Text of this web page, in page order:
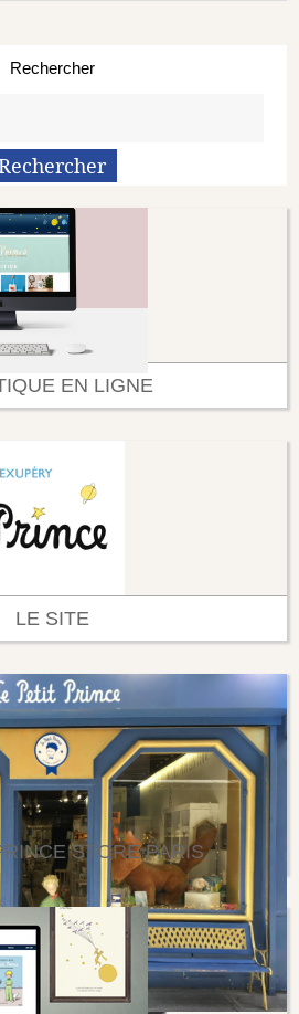
Rechercher
EN LIGNE
LE SITE
STORE PARIS